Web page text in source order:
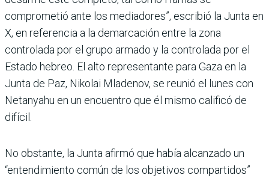
comprometió ante los mediadores”, escribió la Junta en
X, en referencia a la demarcación entre la zona
controlada por el grupo armado y la controlada por el
Estado hebreo. El alto representante para Gaza en la
Junta de Paz, Nikolai Mladenov, se reunió el lunes con
Netanyahu en un encuentro que él mismo calificó de
difícil.
No obstante, la Junta afirmó que había alcanzado un
“entendimiento común de los objetivos compartidos”